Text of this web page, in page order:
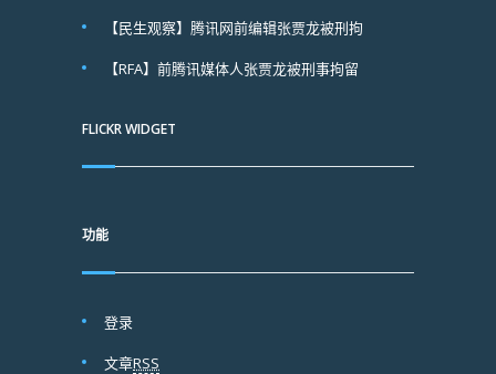
【民生观察】腾讯网前编辑张贾龙被刑拘
【RFA】前腾讯媒体人张贾龙被刑事拘留
FLICKR WIDGET
功能
登录
文章RSS